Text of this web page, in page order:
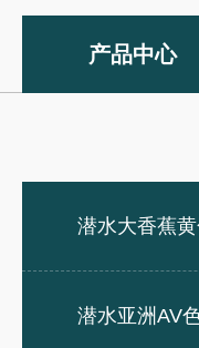
产品中心
潜水大香蕉